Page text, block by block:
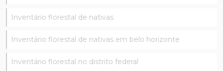
Inventário florestal de nativas
Inventário florestal de nativas em belo horizonte
Inventário florestal no distrito federal